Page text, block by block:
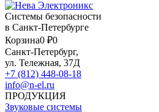
Системы безопасности
в Санкт-Петербурге
Корзина0 ₽0
Санкт-Петербург,
ул. Тележная, 37Д
+7 (812) 448-08-18
info@n-el.ru
ПРОДУКЦИЯ
Звуковые системы